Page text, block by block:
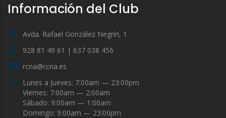
Información del Club
Avda. Rafael González Negrín, 1
928 81 49 61 | 637 038 456
rcna@rcna.es
Lunes a Jueves: 7:00am — 23:00pm
Viernes: 7:00am — 2:00am
Sábado: 9:00am — 1:00am
Domingo: 9:00am — 23:00pm